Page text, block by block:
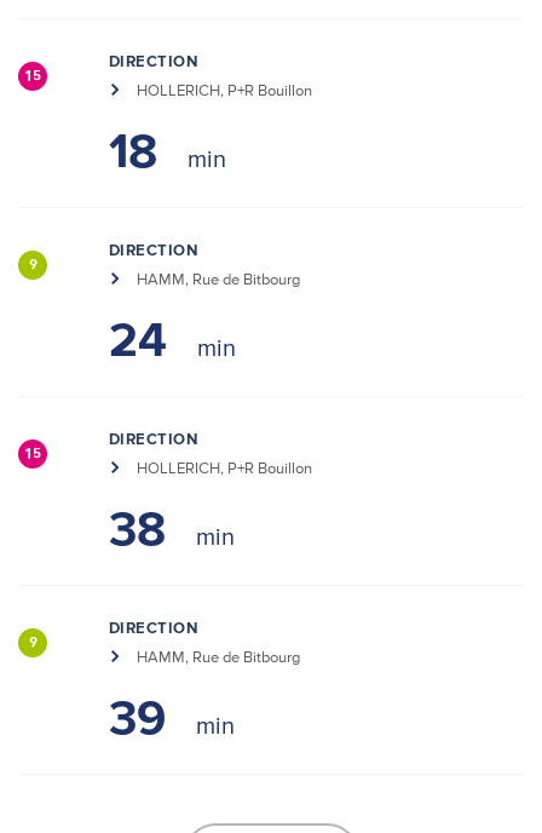
15
DIRECTION
HOLLERICH, P+R Bouillon
18
9
DIRECTION
HAMM, Rue de Bitbourg
24
15
DIRECTION
HOLLERICH, P+R Bouillon
38
9
DIRECTION
HAMM, Rue de Bitbourg
39